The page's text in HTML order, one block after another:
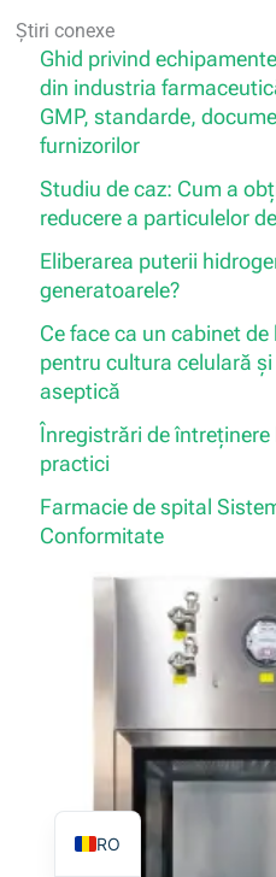
Știri conexe
Ghid privind
din industria
GMP, standarde,
furnizorilor
Studiu de caz: Cum a
reducere a particulelor
Eliberarea puterii
generatoarele?
Ce face ca un cabinet
pentru cultura celulară
aseptică
Înregistrări de întreținere
practici
Farmacie de spital
Conformitate
RO
KO